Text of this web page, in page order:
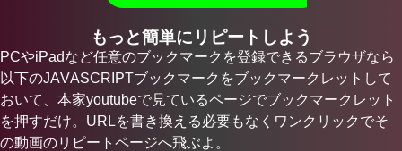
もっと簡単にリピートしよう
PCやiPadなど任意のブックマークを登録できるブラウザなら
以下のJAVASCRIPTブックマークをブックマークレットして
おいて、本家youtubeで見ているページでブックマークレット
を押すだけ。URLを書き換える必要もなくワンクリックでそ
の動画のリピートページへ飛ぶよ。